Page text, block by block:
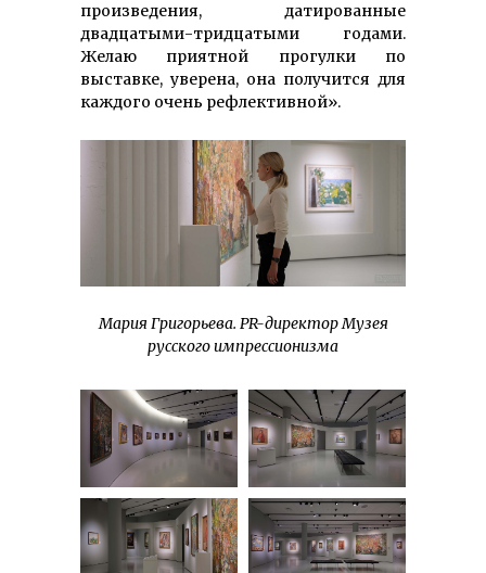
произведения, датированные
двадцатыми-тридцатыми годами.
Желаю приятной прогулки по
выставке, уверена, она получится для
каждого очень рефлективной».
Мария Григорьева. PR-директор Музея
русского импрессионизма